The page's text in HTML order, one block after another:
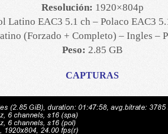
Resolución: 1920×804p
Latino EAC3 5.1 ch – Polaco EAC3
(Forzado + Completo) – Ingles –
Peso: 2.85 GB
CAPTURAS